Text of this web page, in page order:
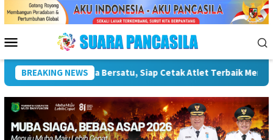
Menu
Mobile
BREAKING NEWS
IX 2026 Lomba Turnamen Mini Soccer Antar